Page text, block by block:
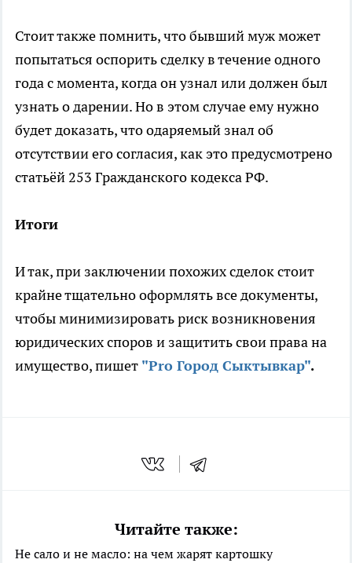
Стоит также помнить, что бывший муж может
попытаться оспорить сделку в течение одного
года с момента, когда он узнал или должен был
узнать о дарении. Но в этом случае ему нужно
будет доказать, что одаряемый знал об
отсутствии его согласия, как это предусмотрено
статьёй 253 Гражданского кодекса РФ.
Итоги
И так, при заключении похожих сделок стоит
крайне тщательно оформлять все документы,
чтобы минимизировать риск возникновения
юридических споров и защитить свои права на
имущество, пишет "Pro Город Сыктывкар".
Читайте также:
Не сало и не масло: на чем жарят картошку